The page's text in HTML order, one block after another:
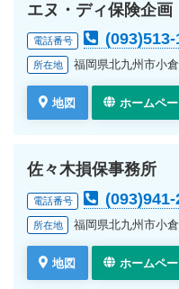
エヌ・ディ保険企
電話番号
所在地 福岡県北九州市小
地図 ホームペ
佐々木損保事務所
電話番号
所在地 福岡県北九州市小
地図 ホームペ